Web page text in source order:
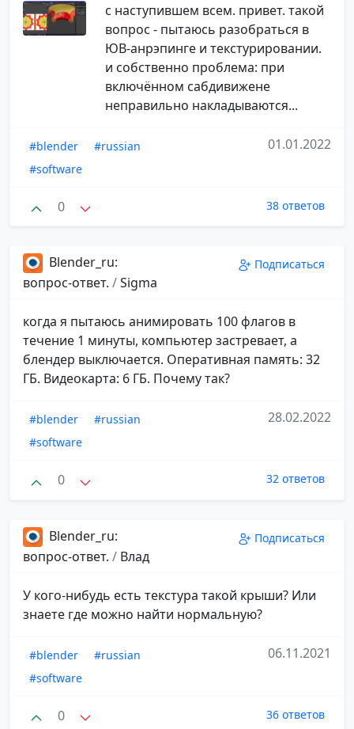
с наступившем всем. привет. такой
вопрос - пытаюсь разобраться в
ЮВ-анрэпинге и текстурировании.
и собственно проблема: при
включённом сабдивижене
неправильно накладываются...
#blender
#russian
#software
01.01.2022
0 38 ответов
Blender_ru:
вопрос-ответ. /Sigma
Подписаться
когда я пытаюсь анимировать 100 флагов в
течение 1 минуты, компьютер застревает, а
блендер выключается. Оперативная память: 32
ГБ. Видеокарта: 6 ГБ. Почему так?
#blender
#russian
#software
28.02.2022
0 32 ответов
Blender_ru:
вопрос-ответ. / Влад
Подписаться
У кого-нибудь есть текстура такой крыши? Или
знаете где можно найти нормальную?
#blender
#russian
#software
06.11.2021
0 36 ответов